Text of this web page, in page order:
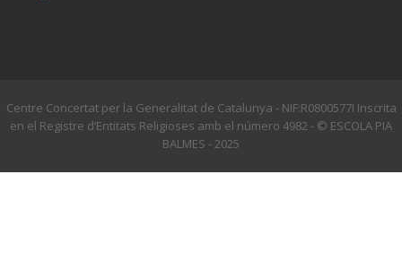
Centre Concertat per la Generalitat de Catalunya - NIF:R0800577I Inscrita
en el Registre d’Entitats Religioses amb el número 4982 - © ESCOLA PIA
BALMES - 2025